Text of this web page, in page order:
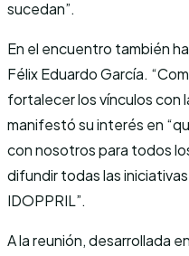
sucedan”.
En el encuentro también
Félix Eduardo García.
fortalecer los vínculos con
manifestó su interés en
con nosotros para todos
difundir todas las
IDOPPRIL”.
A la reunión, desarrollada